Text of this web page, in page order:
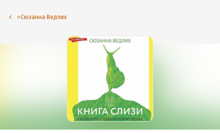
⭐️Сюзанна Ведлих